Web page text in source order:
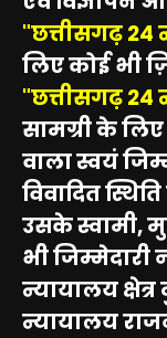
"छत्तीसगढ़ 24
लिए कोई भी
"छत्तीसगढ़ 24
सामग्री के
वाला स्वयं
विवादित
उसके स्वामी,
भी जिम्मेदारी
न्यायालय
न्यायालय